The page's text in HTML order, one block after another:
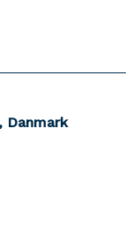
Danmark